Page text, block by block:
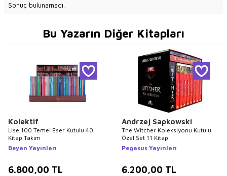
Sonuç bulunamadı.
Bu Yazarın Diğer Kitapları
Kolektif
Lise 100 Temel Eser Kutulu 40
Kitap Takım
Beyan Yayınları
6.800,00 TL
Andrzej Sapkowski
The Witcher Koleksiyonu Kutulu
Özel Set 11 Kitap
Pegasus Yayınları
6.200,00 TL